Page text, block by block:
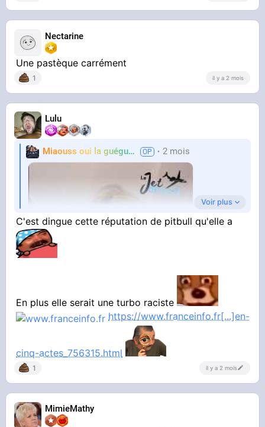
Nectarine
Une pastèque carrément
1 il y a 2 mois
Lulu
Miaouss oui la guéguérre TF6 2 mois
Voir plus
C'est dingue cette réputation de pitbull qu'elle a
En plus elle serait une turbo raciste
https://www.franceinfo.fr[...]en-
cinq-actes_756315.html
1 il y a 2 mois
MimieMathy